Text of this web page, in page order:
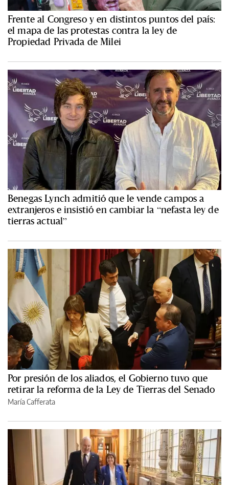
Frente al Congreso y en distintos puntos del país:
el mapa de las protestas contra la ley de
Propiedad Privada de Milei
Benegas Lynch admitió que le vende campos a
extranjeros e insistió en cambiar la “nefasta ley de
tierras actual”
Por presión de los aliados, el Gobierno tuvo que
retirar la reforma de la Ley de Tierras del Senado
María Cafferata